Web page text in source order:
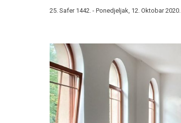
25. Safer 1442. - Ponedjeljak, 12. Oktobar 2020.